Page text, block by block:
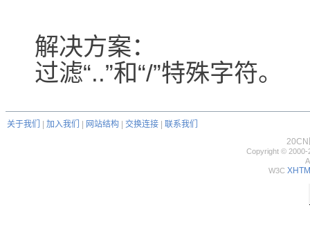
解决方案：
过滤“..”和“/”特殊字符。
关于我们 加入我们 网站结构 交换连接
联系我们
20CN
Copyright © 2000-
W3C